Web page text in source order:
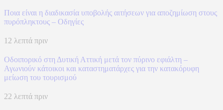
Ποια είναι η διαδικασία υποβολής αιτήσεων για αποζημίωση στους
πυρόπληκτους – Οδηγίες
12 λεπτά πριν
Οδοιπορικό στη Δυτική Αττική μετά τον πύρινο εφιάλτη –
Αγωνιούν κάτοικοι και καταστηματάρχες για την κατακόρυφη
μείωση του τουρισμού
22 λεπτά πριν